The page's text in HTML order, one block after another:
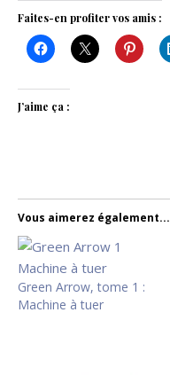
Faites-en profiter vos amis :
J’aime ça :
Vous aimerez également...
Green Arrow, tome 1 :
Machine à tuer